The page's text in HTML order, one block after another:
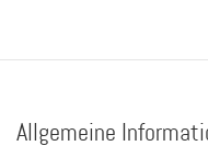
Allgemeine